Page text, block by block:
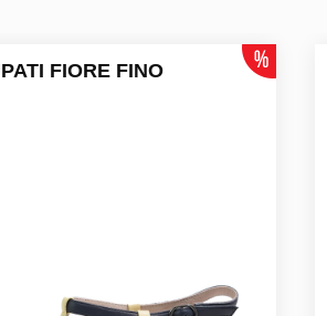
FIORE FINO